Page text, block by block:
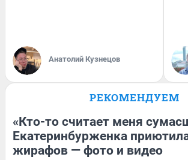
Анатолий Кузнецов
РЕКОМЕНДУЕМ
«Кто-то считает меня
Екатеринбурженка
жирафов — фото и видео